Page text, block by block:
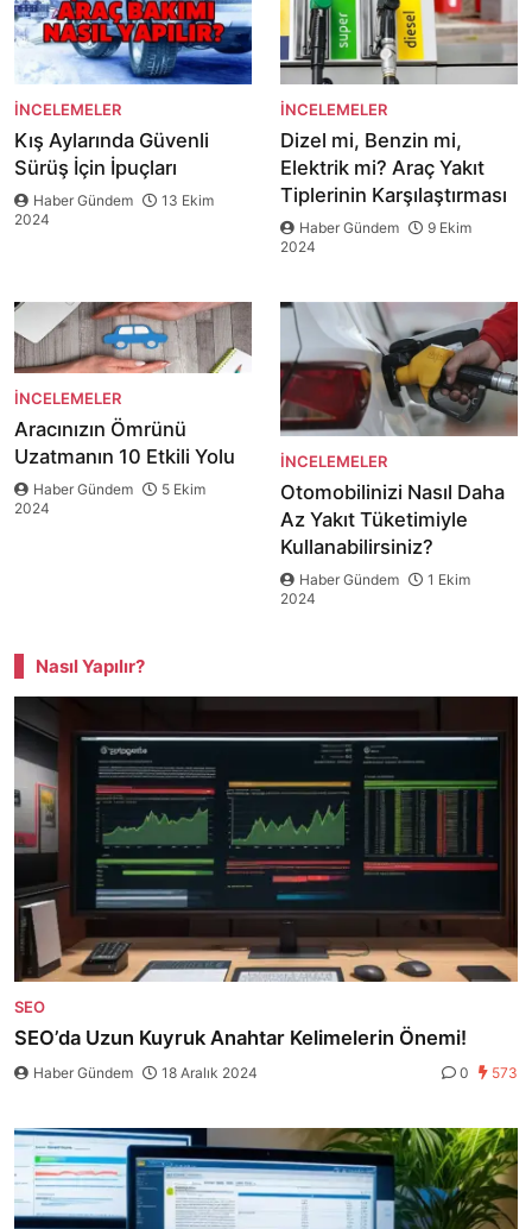
İNCELEMELER
Kış Aylarında Güvenli
Sürüş İçin İpuçları
Haber Gündem
13 Ekim
2024
İNCELEMELER
Dizel mi, Benzin mi,
Elektrik mi? Araç Yakıt
Tiplerinin Karşılaştırması
Haber Gündem
9 Ekim
2024
İNCELEMELER
Aracınızın Ömrünü
Uzatmanın 10 Etkili Yolu
Haber Gündem
5 Ekim
2024
İNCELEMELER
Otomobilinizi Nasıl Daha
Az Yakıt Tüketimiyle
Kullanabilirsiniz?
Haber Gündem
1 Ekim
2024
Nasıl Yapılır?
SEO
SEO’da Uzun Kuyruk Anahtar Kelimelerin Önemi!
Haber Gündem 18 Aralık 2024 0 573